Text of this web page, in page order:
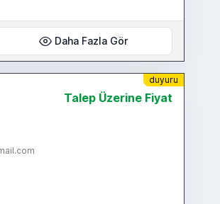
Daha Fazla Gör
duyuru
Talep Üzerine Fiyat